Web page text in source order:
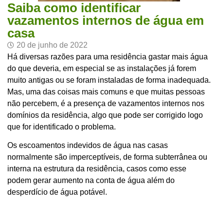
Saiba como identificar
vazamentos internos de água em
casa
20 de junho de 2022
Há diversas razões para uma residência gastar mais água
do que deveria, em especial se as instalações já forem
muito antigas ou se foram instaladas de forma inadequada.
Mas, uma das coisas mais comuns e que muitas pessoas
não percebem, é a presença de vazamentos internos nos
domínios da residência, algo que pode ser corrigido logo
que for identificado o problema.
Os escoamentos indevidos de água nas casas
normalmente são imperceptíveis, de forma subterrânea ou
interna na estrutura da residência, casos como esse
podem gerar aumento na conta de água além do
desperdício de água potável.